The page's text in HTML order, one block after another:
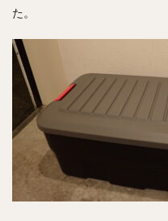
た。